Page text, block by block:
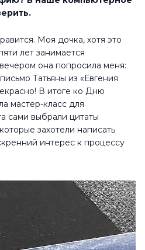
Моя дочка, хотя это
лет занимается
она попросила меня:
Татьяны из «Евгения
В итоге ко Дню
мастер-класс для
сами выбрали цитаты
захотели написать
интерес к процессу